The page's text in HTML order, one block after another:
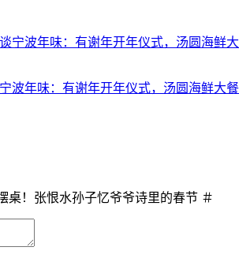
波年味：有谢年开年仪式，汤圆海鲜大
桌！张恨水孙子忆爷爷诗里的春节 ＃